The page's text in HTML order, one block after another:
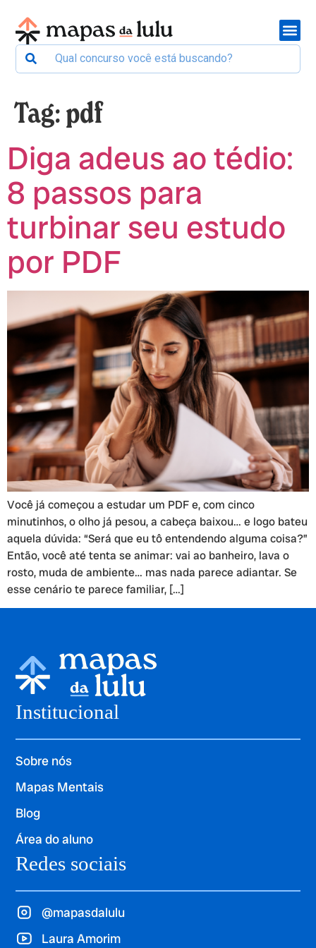
Tag:pdf
Diga adeus ao tédio:
8 passos para
turbinar seu estudo
por PDF
Você já começou a estudar um PDF e, com cinco
minutinhos, o olho já pesou, a cabeça baixou… e logo bateu
aquela dúvida: “Será que eu tô entendendo alguma coisa?”
Então, você até tenta se animar: vai ao banheiro, lava o
rosto, muda de ambiente… mas nada parece adiantar. Se
esse cenário te parece familiar, […]
Institucional
Sobre nós
Mapas Mentais
Blog
Área do aluno
Redes sociais
@mapasdalulu
Laura Amorim